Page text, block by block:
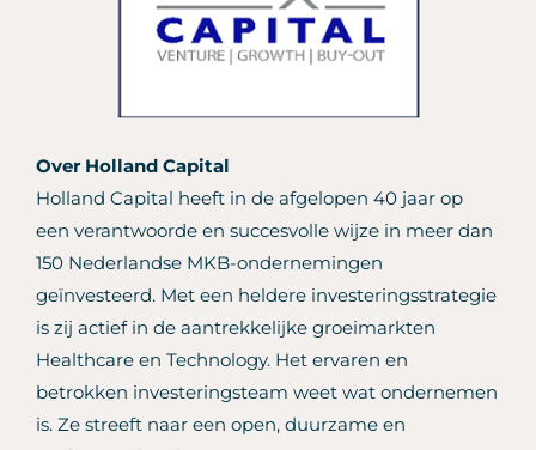
Over Holland Capital
Holland Capital heeft in de afgelopen 40 jaar op
een verantwoorde en succesvolle wijze in meer dan
150 Nederlandse MKB-ondernemingen
geïnvesteerd. Met een heldere investeringsstrategie
is zij actief in de aantrekkelijke groeimarkten
Healthcare en Technology. Het ervaren en
betrokken investeringsteam weet wat ondernemen
is. Ze streeft naar een open, duurzame en